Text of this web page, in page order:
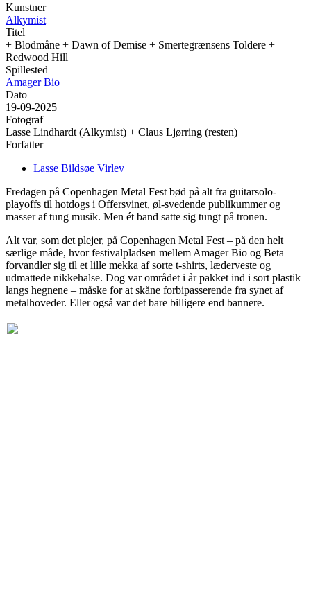
Kunstner
Alkymist
Titel
+ Blodmåne + Dawn of Demise + Smertegrænsens Toldere +
Redwood Hill
Spillested
Amager Bio
Dato
19-09-2025
Fotograf
Lasse Lindhardt (Alkymist) + Claus Ljørring (resten)
Forfatter
Lasse Bildsøe Virlev
Fredagen på Copenhagen Metal Fest bød på alt fra guitarsolo-
playoffs til hotdogs i Offersvinet, øl-svedende publikummer og
masser af tung musik. Men ét band satte sig tungt på tronen.
Alt var, som det plejer, på Copenhagen Metal Fest – på den helt
særlige måde, hvor festivalpladsen mellem Amager Bio og Beta
forvandler sig til et lille mekka af sorte t-shirts, læderveste og
udmattede nikkehalse. Dog var området i år pakket ind i sort plastik
langs hegnene – måske for at skåne forbipasserende fra synet af
metalhoveder. Eller også var det bare billigere end bannere.